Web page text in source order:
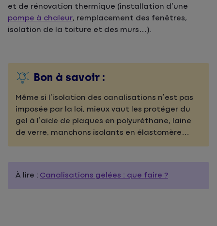
et de rénovation thermique (installation d’une
pompe à chaleur, remplacement des fenêtres,
isolation de la toiture et des murs…).
Bon à savoir :
Même si l’isolation des canalisations n’est pas
imposée par la loi, mieux vaut les protéger du
gel à l’aide de plaques en polyuréthane, laine
de verre, manchons isolants en élastomère…
À lire : Canalisations gelées : que faire ?